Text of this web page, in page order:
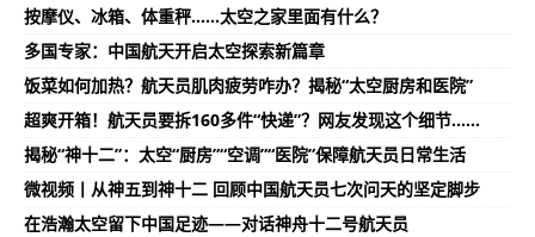
按摩仪、冰箱、体重秤……太空之家里面有什么？
多国专家：中国航天开启太空探索新篇章
饭菜如何加热？航天员肌肉疲劳咋办？揭秘“太空厨房和医院”
超爽开箱！航天员要拆160多件“快递”？网友发现这个细节......
揭秘“神十二”：太空“厨房”“空调”“医院”保障航天员日常生活
微视频丨从神五到神十二 回顾中国航天员七次问天的坚定脚步
在浩瀚太空留下中国足迹——对话神舟十二号航天员